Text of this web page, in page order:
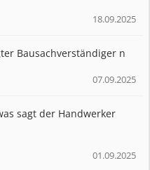
18.09.2025
Bausachverständiger n
07.09.2025
sagt der Handwerker
01.09.2025